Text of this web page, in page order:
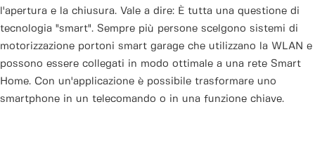
l'apertura e la chiusura. Vale a dire: È tutta una questione di
tecnologia "smart". Sempre più persone scelgono sistemi di
motorizzazione portoni smart garage che utilizzano la WLAN e
possono essere collegati in modo ottimale a una rete Smart
Home. Con un'applicazione è possibile trasformare uno
smartphone in un telecomando o in una funzione chiave.